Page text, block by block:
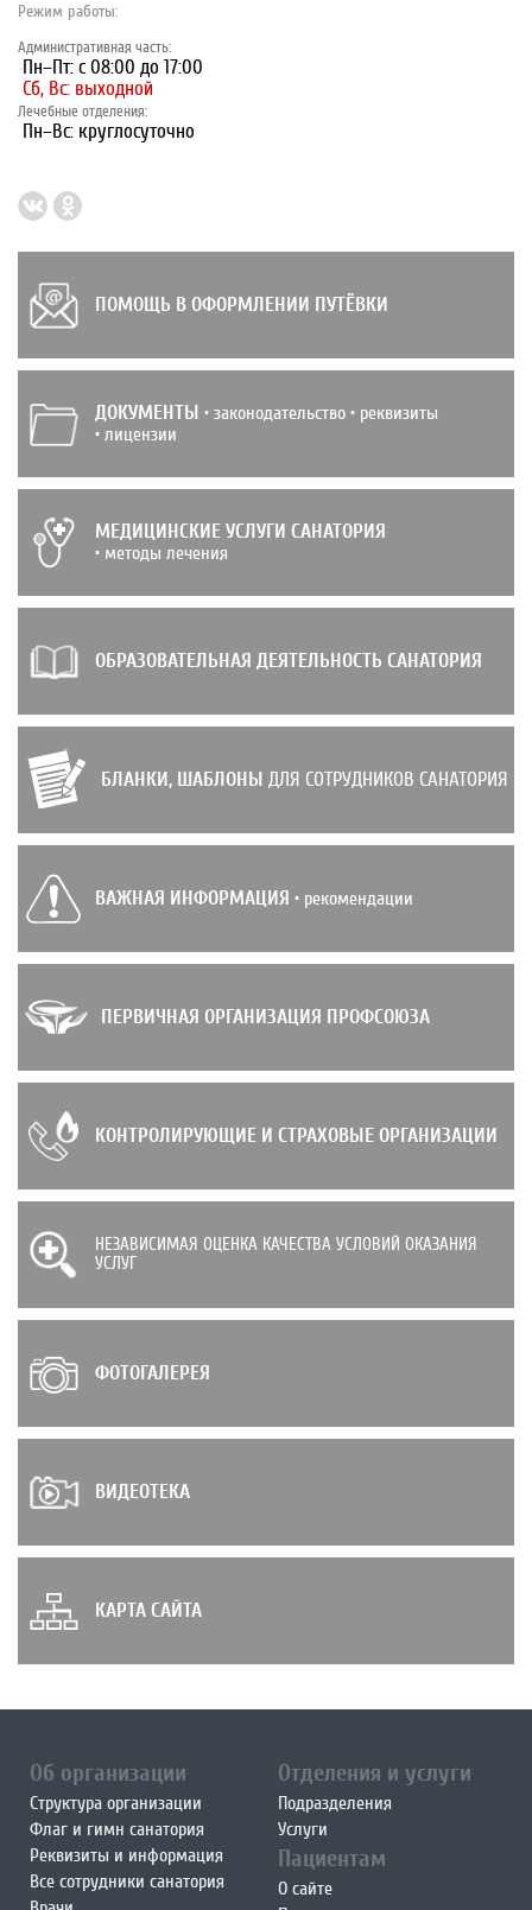
Режим работы:
Административная часть:
Пн–Пт: с 08:00 до 17:00
Сб, Вс: выходной
Лечебные отделения:
Пн–Вс: круглосуточно
ПОМОЩЬ В ОФОРМЛЕНИИ ПУТЁВКИ
ДОКУМЕНТЫ • законодательство • реквизиты
• лицензии
МЕДИЦИНСКИЕ УСЛУГИ САНАТОРИЯ
• методы лечения
ОБРАЗОВАТЕЛЬНАЯ ДЕЯТЕЛЬНОСТЬ САНАТОРИЯ
БЛАНКИ, ШАБЛОНЫ ДЛЯ СОТРУДНИКОВ САНАТОРИЯ
ВАЖНАЯ ИНФОРМАЦИЯ • рекомендации
ПЕРВИЧНАЯ ОРГАНИЗАЦИЯ ПРОФСОЮЗА
КОНТРОЛИРУЮЩИЕ И СТРАХОВЫЕ ОРГАНИЗАЦИИ
НЕЗАВИСИМАЯ ОЦЕНКА КАЧЕСТВА УСЛОВИЙ ОКАЗАНИЯ
УСЛУГ
ФОТОГАЛЕРЕЯ
ВИДЕОТЕКА
КАРТА САЙТА
Об организации
Структура организации
Флаг и гимн санатория
Реквизиты и информация
Все сотрудники санатория
Отделения и услуги
Подразделения
Услуги
Пациентам
О сайте